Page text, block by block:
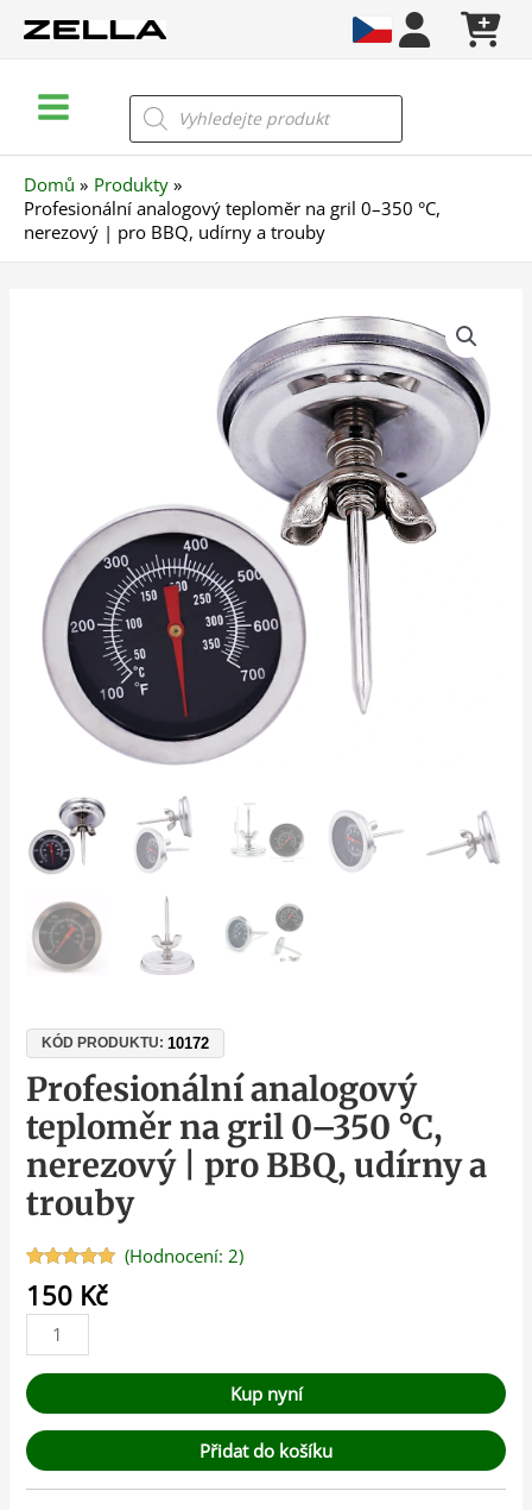
Menu
Products
search
Domů
Produkty
Profesionální analogový teploměr na gril 0–350 °C,
nerezový | pro BBQ, udírny a trouby
KÓD PRODUKTU:10172
Profesionální analogový
teploměr na gril 0–350 °C,
nerezový | pro BBQ, udírny a
trouby
Hodnoceno
5.00z 5 na
základě
hodnocení
zákazníků
(Hodnocení: 2)
150 Kč
nerezový
pro
BBQ,
udírny
trouby
množství
Kup nyní
Přidat do košíku